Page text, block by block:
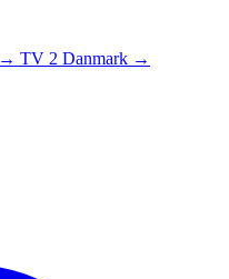
→ TV 2 Danmark →